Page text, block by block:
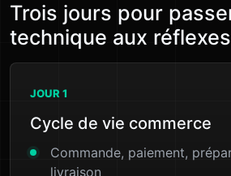
Trois jours pour
technique aux
JOUR 1
Cycle de vie commerce
Commande, paiement,
livraison